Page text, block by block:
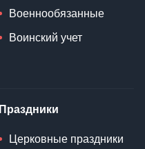
Военнообязанные
Воинский учет
Праздники
Церковные праздники